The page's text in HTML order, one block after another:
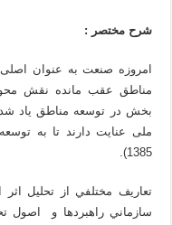
شرح مختصر :
امروزه صنعت به عنوان
مناطق عقب مانده نقش
بخش در توسعه مناطق یاد
ملی عنایت دارند تا به
1385).
تعاريف مختلفي از تحليل
سازماني راهبردها و اصول